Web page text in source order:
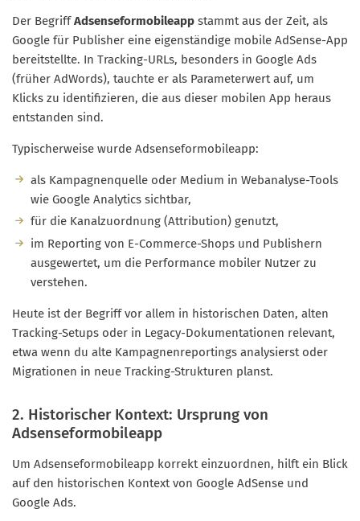
Der BegriffAdsenseformobileapp stammt aus der Zeit, als
Google für Publisher eine eigenständige mobile AdSense-App
bereitstellte. In Tracking-URLs, besonders in Google Ads
(früher AdWords), tauchte er als Parameterwert auf, um
Klicks zu identifizieren, die aus dieser mobilen App heraus
entstanden sind.
Typischerweise wurde Adsenseformobileapp:
als Kampagnenquelle oder Medium in Webanalyse-Tools
wie Google Analytics sichtbar,
für die Kanalzuordnung (Attribution) genutzt,
im Reporting von E-Commerce-Shops und Publishern
ausgewertet, um die Performance mobiler Nutzer zu
verstehen.
Heute ist der Begriff vor allem in historischen Daten, alten
Tracking-Setups oder in Legacy-Dokumentationen relevant,
etwa wenn du alte Kampagnenreportings analysierst oder
Migrationen in neue Tracking-Strukturen planst.
2. Historischer Kontext: Ursprung von
Adsenseformobileapp
Um Adsenseformobileapp korrekt einzuordnen, hilft ein Blick
auf den historischen Kontext von Google AdSense und
Google Ads.